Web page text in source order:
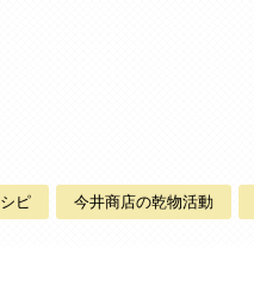
ピ 今井商店の乾物活動